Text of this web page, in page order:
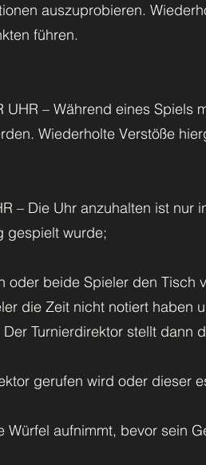
auszuprobieren.
führen.
UHR – Während eines
Wiederholte Verstöße
– Die Uhr anzuhalten ist nur
gespielt wurde;
oder beide Spieler den Tisch
die Zeit nicht notiert haben
Turnierdirektor stellt
gerufen wird oder dieser
aufnimmt, bevor sein